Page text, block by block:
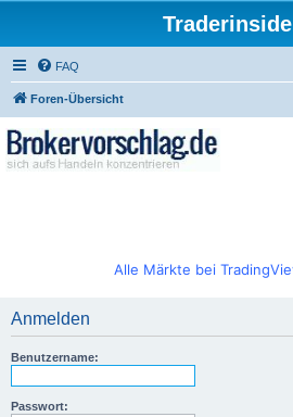
FAQ
Foren-Übersicht
Alle Märkte bei
Anmelden
Benutzername:
Passwort: